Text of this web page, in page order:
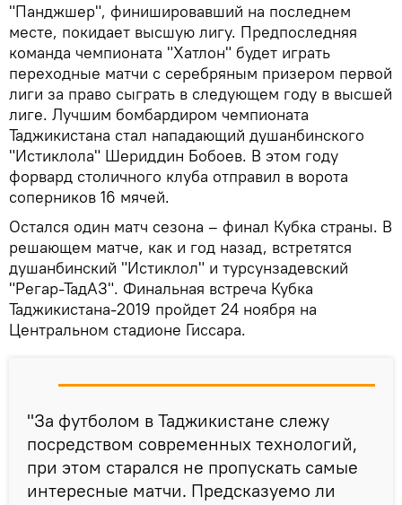
"Панджшер", финишировавший на последнем
месте, покидает высшую лигу. Предпоследняя
команда чемпионата "Хатлон" будет играть
переходные матчи с серебряным призером первой
лиги за право сыграть в следующем году в высшей
лиге. Лучшим бомбардиром чемпионата
Таджикистана стал нападающий душанбинского
"Истиклола" Шериддин Бобоев. В этом году
форвард столичного клуба отправил в ворота
соперников 16 мячей.
Остался один матч сезона – финал Кубка страны. В
решающем матче, как и год назад, встретятся
душанбинский "Истиклол" и турсунзадевский
"Регар-ТадАЗ". Финальная встреча Кубка
Таджикистана-2019 пройдет 24 ноября на
Центральном стадионе Гиссара.
"За футболом в Таджикистане слежу
посредством современных технологий,
при этом старался не пропускать самые
интересные матчи. Предсказуемо ли